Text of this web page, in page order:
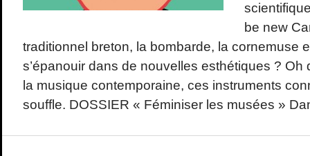
be new
traditionnel breton, la bombarde, la cornemuse
s’épanouir dans de nouvelles esthétiques ? Oh
la musique contemporaine, ces instruments
souffle. DOSSIER « Féminiser les musées »